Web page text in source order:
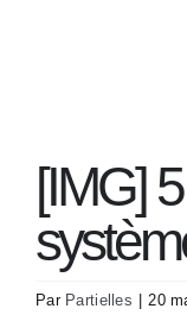
[IMG]
Par Partielles 20